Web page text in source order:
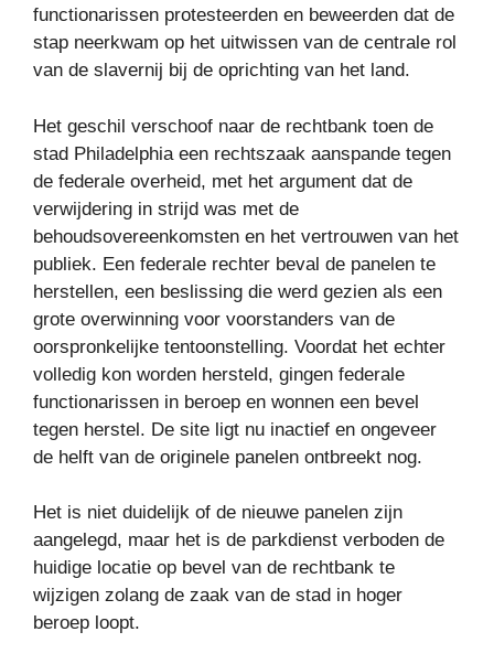
functionarissen protesteerden en beweerden dat de
stap neerkwam op het uitwissen van de centrale rol
van de slavernij bij de oprichting van het land.
Het geschil verschoof naar de rechtbank toen de
stad Philadelphia een rechtszaak aanspande tegen
de federale overheid, met het argument dat de
verwijdering in strijd was met de
behoudsovereenkomsten en het vertrouwen van het
publiek. Een federale rechter beval de panelen te
herstellen, een beslissing die werd gezien als een
grote overwinning voor voorstanders van de
oorspronkelijke tentoonstelling. Voordat het echter
volledig kon worden hersteld, gingen federale
functionarissen in beroep en wonnen een bevel
tegen herstel. De site ligt nu inactief en ongeveer
de helft van de originele panelen ontbreekt nog.
Het is niet duidelijk of de nieuwe panelen zijn
aangelegd, maar het is de parkdienst verboden de
huidige locatie op bevel van de rechtbank te
wijzigen zolang de zaak van de stad in hoger
beroep loopt.